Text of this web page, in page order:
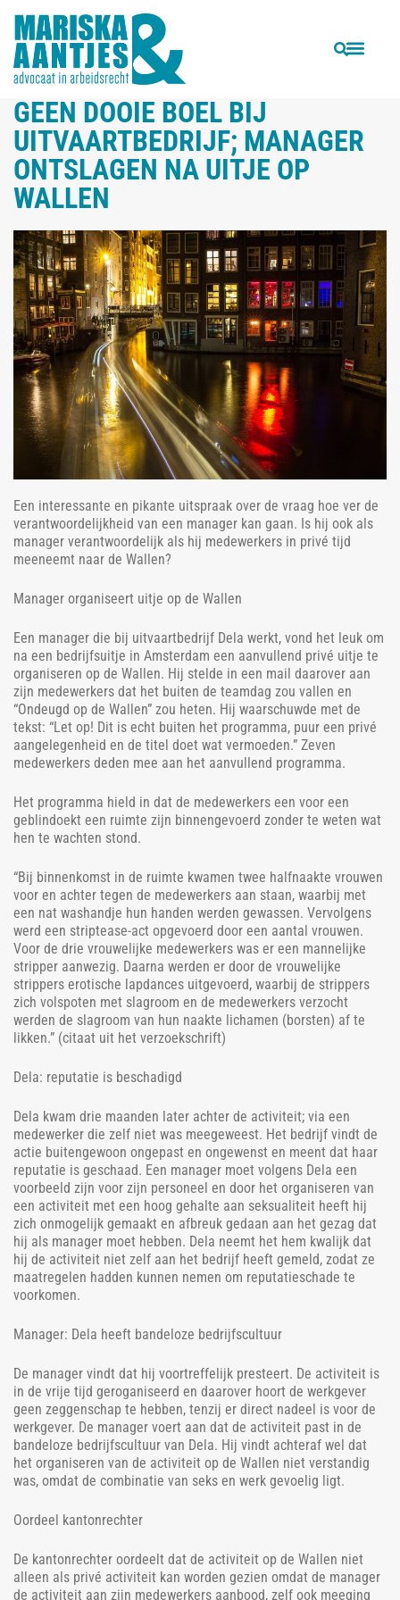
VORIGE VOLGENDE
GEEN DOOIE BOEL BIJ
UITVAARTBEDRIJF; MANAGER
ONTSLAGEN NA UITJE OP
WALLEN
Een interessante en pikante uitspraak over de vraag hoe ver de
verantwoordelijkheid van een manager kan gaan. Is hij ook als
manager verantwoordelijk als hij medewerkers in privé tijd
meeneemt naar de Wallen?
Manager organiseert uitje op de Wallen
Een manager die bij uitvaartbedrijf Dela werkt, vond het leuk om
na een bedrijfsuitje in Amsterdam een aanvullend privé uitje te
organiseren op de Wallen. Hij stelde in een mail daarover aan
zijn medewerkers dat het buiten de teamdag zou vallen en
“Ondeugd op de Wallen” zou heten. Hij waarschuwde met de
tekst: “Let op! Dit is echt buiten het programma, puur een privé
aangelegenheid en de titel doet wat vermoeden.” Zeven
medewerkers deden mee aan het aanvullend programma.
Het programma hield in dat de medewerkers een voor een
geblindoekt een ruimte zijn binnengevoerd zonder te weten wat
hen te wachten stond.
“Bij binnenkomst in de ruimte kwamen twee halfnaakte vrouwen
voor en achter tegen de medewerkers aan staan, waarbij met
een nat washandje hun handen werden gewassen. Vervolgens
werd een striptease-act opgevoerd door een aantal vrouwen.
Voor de drie vrouwelijke medewerkers was er een mannelijke
stripper aanwezig. Daarna werden er door de vrouwelijke
strippers erotische lapdances uitgevoerd, waarbij de strippers
zich volspoten met slagroom en de medewerkers verzocht
werden de slagroom van hun naakte lichamen (borsten) af te
likken.” (citaat uit het verzoekschrift)
Dela: reputatie is beschadigd
Dela kwam drie maanden later achter de activiteit; via een
medewerker die zelf niet was meegeweest. Het bedrijf vindt de
actie buitengewoon ongepast en ongewenst en meent dat haar
reputatie is geschaad. Een manager moet volgens Dela een
voorbeeld zijn voor zijn personeel en door het organiseren van
een activiteit met een hoog gehalte aan seksualiteit heeft hij
zich onmogelijk gemaakt en afbreuk gedaan aan het gezag dat
hij als manager moet hebben. Dela neemt het hem kwalijk dat
hij de activiteit niet zelf aan het bedrijf heeft gemeld, zodat ze
maatregelen hadden kunnen nemen om reputatieschade te
voorkomen.
Manager: Dela heeft bandeloze bedrijfscultuur
De manager vindt dat hij voortreffelijk presteert. De activiteit is
in de vrije tijd geroganiseerd en daarover hoort de werkgever
geen zeggenschap te hebben, tenzij er direct nadeel is voor de
werkgever. De manager voert aan dat de activiteit past in de
bandeloze bedrijfscultuur van Dela. Hij vindt achteraf wel dat
het organiseren van de activiteit op de Wallen niet verstandig
was, omdat de combinatie van seks en werk gevoelig ligt.
Oordeel kantonrechter
De kantonrechter oordeelt dat de activiteit op de Wallen niet
alleen als privé activiteit kan worden gezien omdat de manager
de activiteit aan zijn medewerkers aanbood, zelf ook meeging